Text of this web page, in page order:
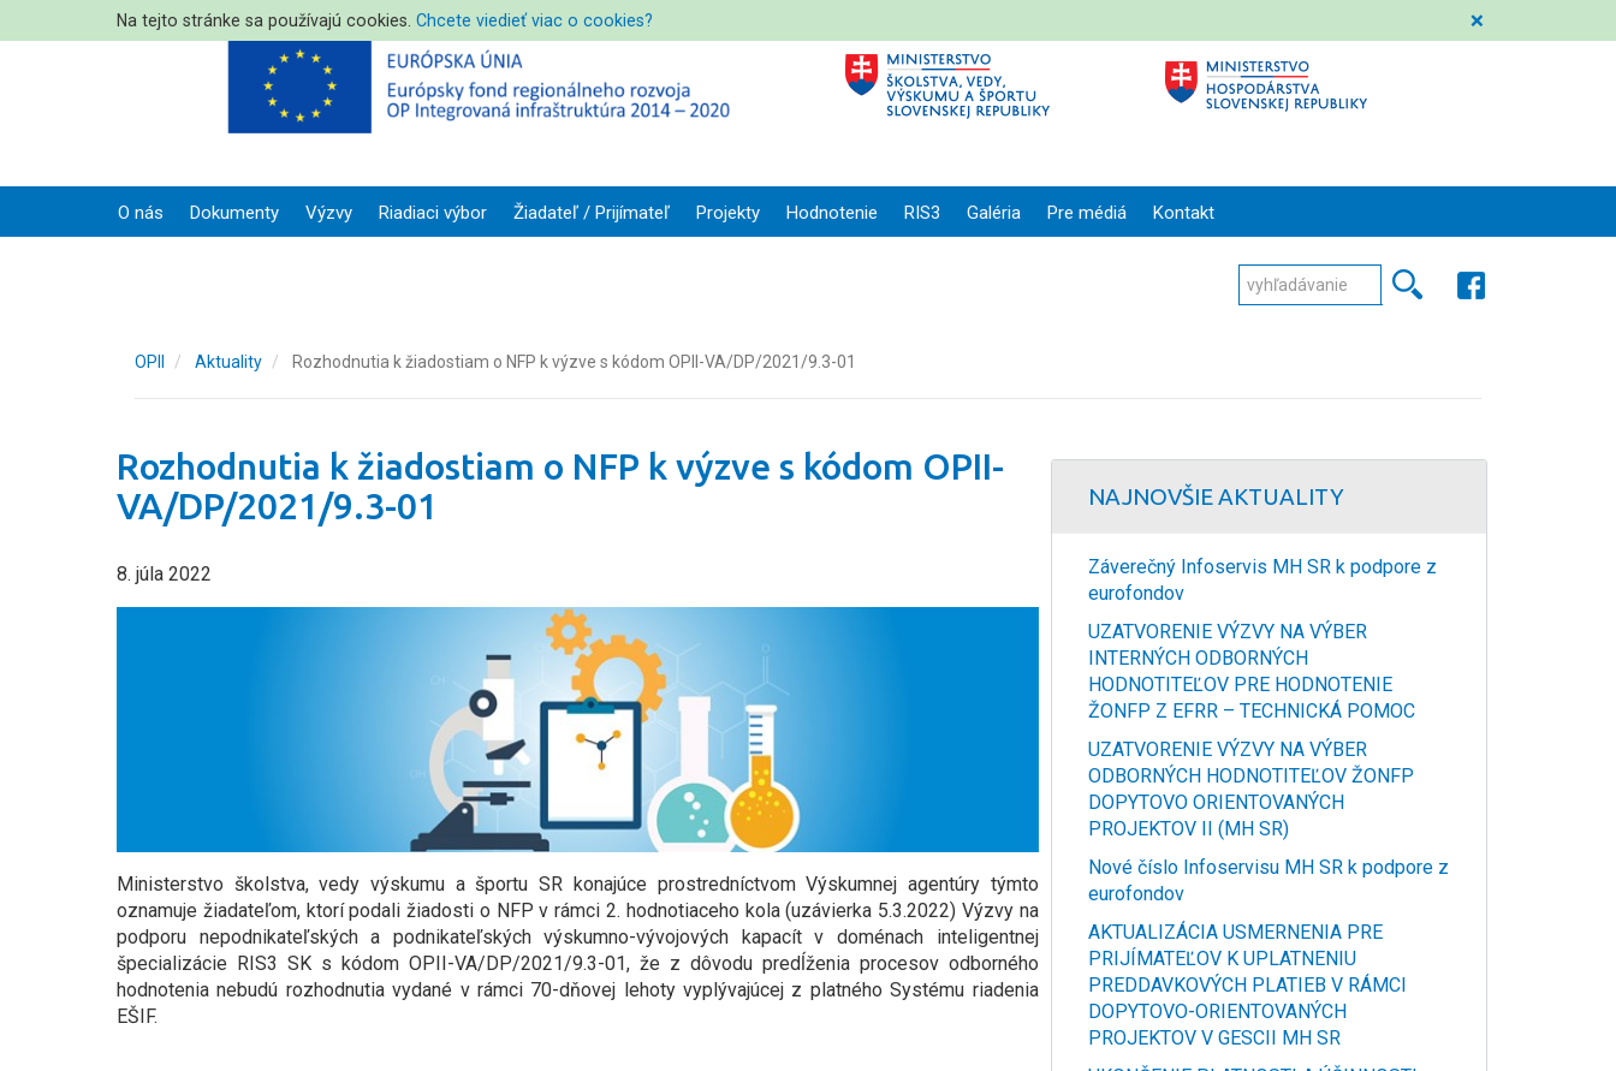
Na tejto stránke sa používajú cookies. Chcete viedieť viac o cookies? ❌
O nás Dokumenty Výzvy Riadiaci výbor Žiadateľ / Prijímateľ Projekty Hodnotenie RIS3 Galéria Pre médiá Kontakt
OPII Aktuality Rozhodnutia k žiadostiam o NFP k výzve s kódom OPII-VA/DP/2021/9.3-01
Rozhodnutia k žiadostiam o NFP k výzve s kódom OPII-
VA/DP/2021/9.3-01
8. júla 2022
Ministerstvo školstva, vedy výskumu a športu SR konajúce prostredníctvom Výskumnej agentúry týmto
oznamuje žiadateľom, ktorí podali žiadosti o NFP v rámci 2. hodnotiaceho kola (uzávierka 5.3.2022) Výzvy na
podporu nepodnikateľských a podnikateľských výskumno-vývojových kapacít v doménach inteligentnej
špecializácie RIS3 SK s kódom OPII-VA/DP/2021/9.3-01, že z dôvodu predĺženia procesov odborného
hodnotenia nebudú rozhodnutia vydané v rámci 70-dňovej lehoty vyplývajúcej z platného Systému riadenia
EŠIF.
NAJNOVŠIE AKTUALITY
Záverečný Infoservis MH SR k podpore z
eurofondov
UZATVORENIE VÝZVY NA VÝBER
INTERNÝCH ODBORNÝCH
HODNOTITEĽOV PRE HODNOTENIE
ŽONFP Z EFRR – TECHNICKÁ POMOC
UZATVORENIE VÝZVY NA VÝBER
ODBORNÝCH HODNOTITEĽOV ŽONFP
DOPYTOVO ORIENTOVANÝCH
PROJEKTOV II (MH SR)
Nové číslo Infoservisu MH SR k podpore z
eurofondov
AKTUALIZÁCIA USMERNENIA PRE
PRIJÍMATEĽOV K UPLATNENIU
PREDDAVKOVÝCH PLATIEB V RÁMCI
DOPYTOVO-ORIENTOVANÝCH
PROJEKTOV V GESCII MH SR